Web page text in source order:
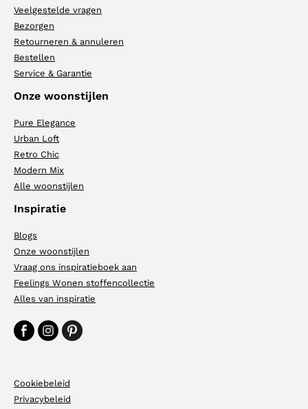
Veelgestelde vragen
Bezorgen
Retourneren & annuleren
Bestellen
Service & Garantie
Onze woonstijlen
Pure Elegance
Urban Loft
Retro Chic
Modern Mix
Alle woonstijlen
Inspiratie
Blogs
Onze woonstijlen
Vraag ons inspiratieboek aan
Feelings Wonen stoffencollectie
Alles van inspiratie
Cookiebeleid
Privacybeleid